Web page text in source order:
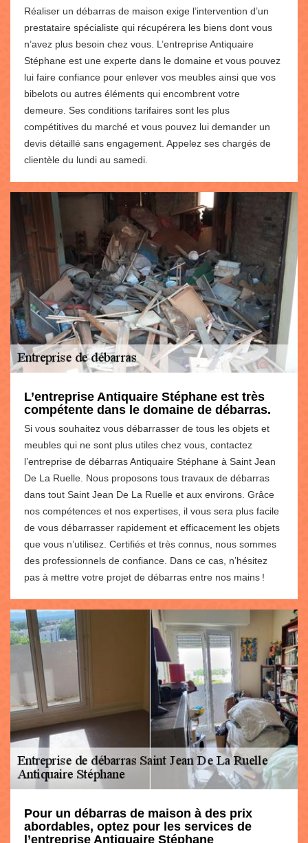
Réaliser un débarras de maison exige l’intervention d’un
prestataire spécialiste qui récupérera les biens dont vous
n’avez plus besoin chez vous. L’entreprise Antiquaire
Stéphane est une experte dans le domaine et vous pouvez
lui faire confiance pour enlever vos meubles ainsi que vos
bibelots ou autres éléments qui encombrent votre
demeure. Ses conditions tarifaires sont les plus
compétitives du marché et vous pouvez lui demander un
devis détaillé sans engagement. Appelez ses chargés de
clientèle du lundi au samedi.
L’entreprise Antiquaire Stéphane est très
compétente dans le domaine de débarras.
Si vous souhaitez vous débarrasser de tous les objets et
meubles qui ne sont plus utiles chez vous, contactez
l’entreprise de débarras Antiquaire Stéphane à Saint Jean
De La Ruelle. Nous proposons tous travaux de débarras
dans tout Saint Jean De La Ruelle et aux environs. Grâce
nos compétences et nos expertises, il vous sera plus facile
de vous débarrasser rapidement et efficacement les objets
que vous n’utilisez. Certifiés et très connus, nous sommes
des professionnels de confiance. Dans ce cas, n’hésitez
pas à mettre votre projet de débarras entre nos mains !
Pour un débarras de maison à des prix
abordables, optez pour les services de
l’entreprise Antiquaire Stéphane